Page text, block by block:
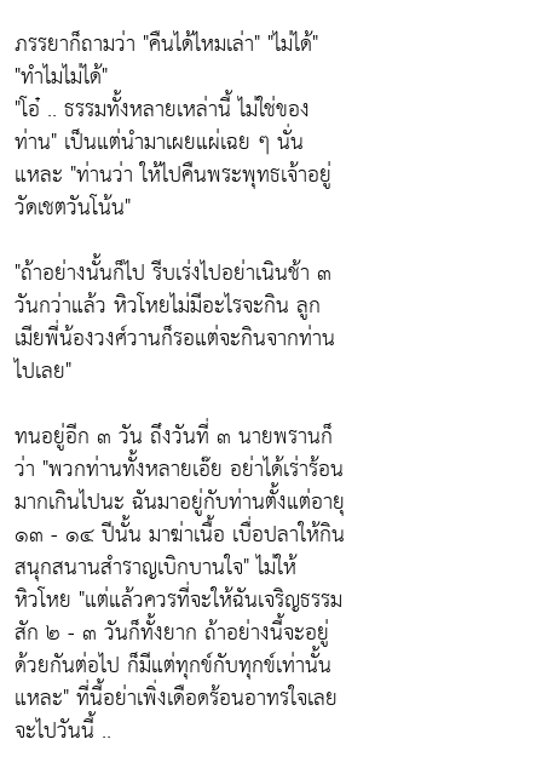
ภรรยาก็ถามว่า "คืนได้ไหมเล่า" "ไม่ได้"
"ทำไมไม่ได้"
"โอ๋ .. ธรรมทั้งหลายเหล่านี้ ไม่ใช่ของ
ท่าน" เป็นแต่นำมาเผยแผ่เฉย ๆ นั่น
แหละ "ท่านว่า ให้ไปคืนพระพุทธเจ้าอยู่
วัดเชตวันโน้น"
"ถ้าอย่างนั้นก็ไป รีบเร่งไปอย่าเนินช้า ๓
วันกว่าแล้ว หิวโหยไม่มีอะไรจะกิน ลูก
เมียพี่น้องวงศ์วานก็รอแต่จะกินจากท่าน
ไปเลย"
ทนอยู่อีก ๓ วัน ถึงวันที่ ๓ นายพรานก็
ว่า "พวกท่านทั้งหลายเอ๊ย อย่าได้เร่าร้อน
มากเกินไปนะ ฉันมาอยู่กับท่านตั้งแต่อายุ
๑๓ - ๑๔ ปีนั้น มาฆ่าเนื้อ เบื่อปลาให้กิน
สนุกสนานสำราญเบิกบานใจ"ไม่ให้
หิวโหย "แต่แล้วควรที่จะให้ฉันเจริญธรรม
สัก ๒ - ๓ วันก็ทั้งยาก ถ้าอย่างนี้จะอยู่
ด้วยกันต่อไป ก็มีแต่ทุกข์กับทุกข์เท่านั้น
แหละ"ที่นี้อย่าเพิ่งเดือดร้อนอาทรใจเลย
จะไปวันนี้ ..